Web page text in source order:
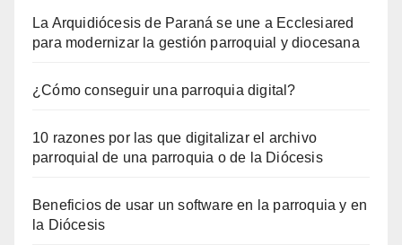
La Arquidiócesis de Paraná se une a Ecclesiared
para modernizar la gestión parroquial y diocesana
¿Cómo conseguir una parroquia digital?
10 razones por las que digitalizar el archivo
parroquial de una parroquia o de la Diócesis
Beneficios de usar un software en la parroquia y en
la Diócesis